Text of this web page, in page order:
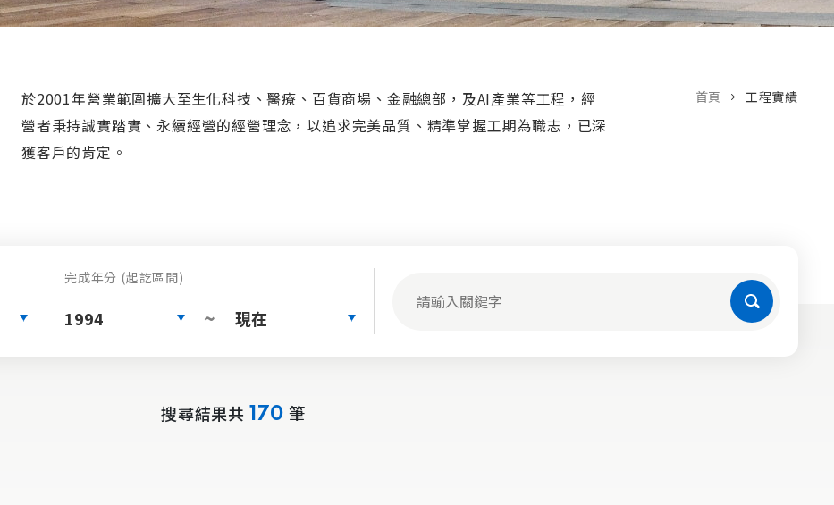
於2001年營業範圍擴大至生化科技、醫療、百貨商場、金融總部，及AI產業等工程，經
營者秉持誠實踏實、永續經營的經營理念，以追求完美品質、精準掌握工期為職志，已深
獲客戶的肯定。
首頁 工程實績
完成年分 (起訖區間)
1994 ~ 現在
搜尋結果共 170 筆